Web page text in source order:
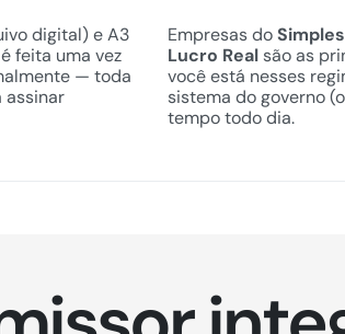
digital) e A3
feita uma vez
— toda
assinar
Empresas do
Lucro Real são as
você está nesses
sistema do governo
tempo todo dia.